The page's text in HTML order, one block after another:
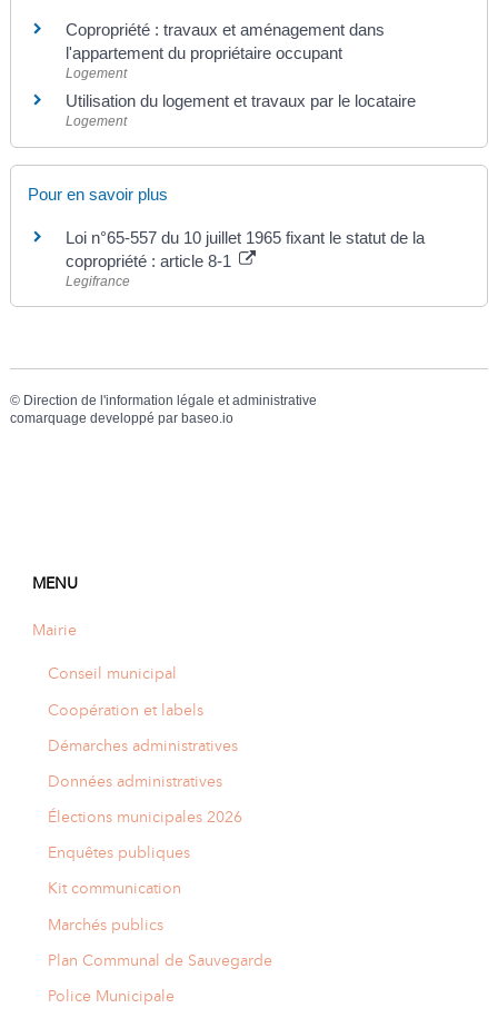
Copropriété : travaux et aménagement dans
l'appartement du propriétaire occupant
Logement
Utilisation du logement et travaux par le locataire
Logement
Pour en savoir plus
Loi n°65-557 du 10 juillet 1965 fixant le statut de la
copropriété : article 8-1
Legifrance
© Direction de l'information légale et administrative
comarquage developpé par baseo.io
MENU
Mairie
Conseil municipal
Coopération et labels
Démarches administratives
Données administratives
Élections municipales 2026
Enquêtes publiques
Kit communication
Marchés publics
Plan Communal de Sauvegarde
Police Municipale